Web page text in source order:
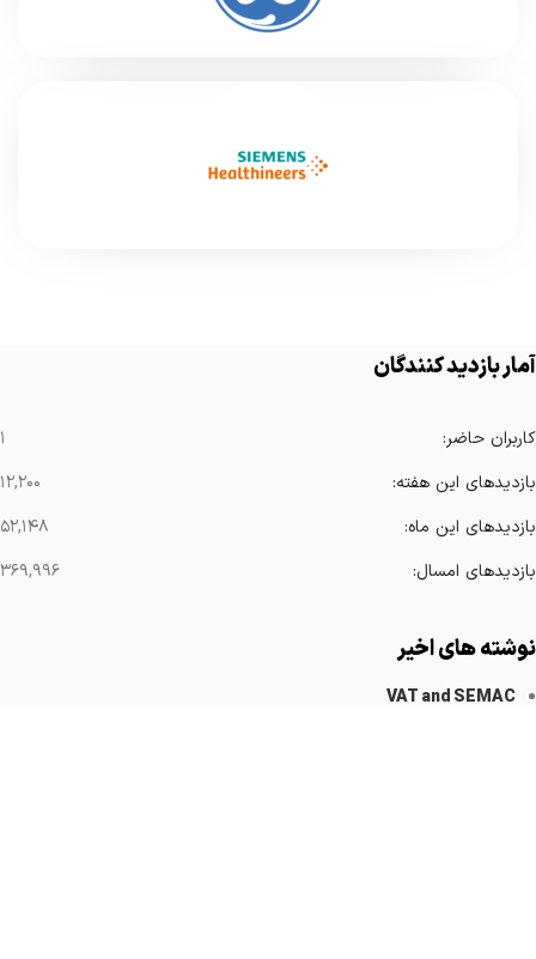
آمار بازدید کنندگان
کاربران حاضر:
۱
بازدیدهای این هفته:
۱۲,۲۰۰
بازدیدهای این ماه:
۵۲,۱۴۸
بازدیدهای امسال:
۳۶۹,۹۹۶
نوشته های اخیر
VAT and SEMAC